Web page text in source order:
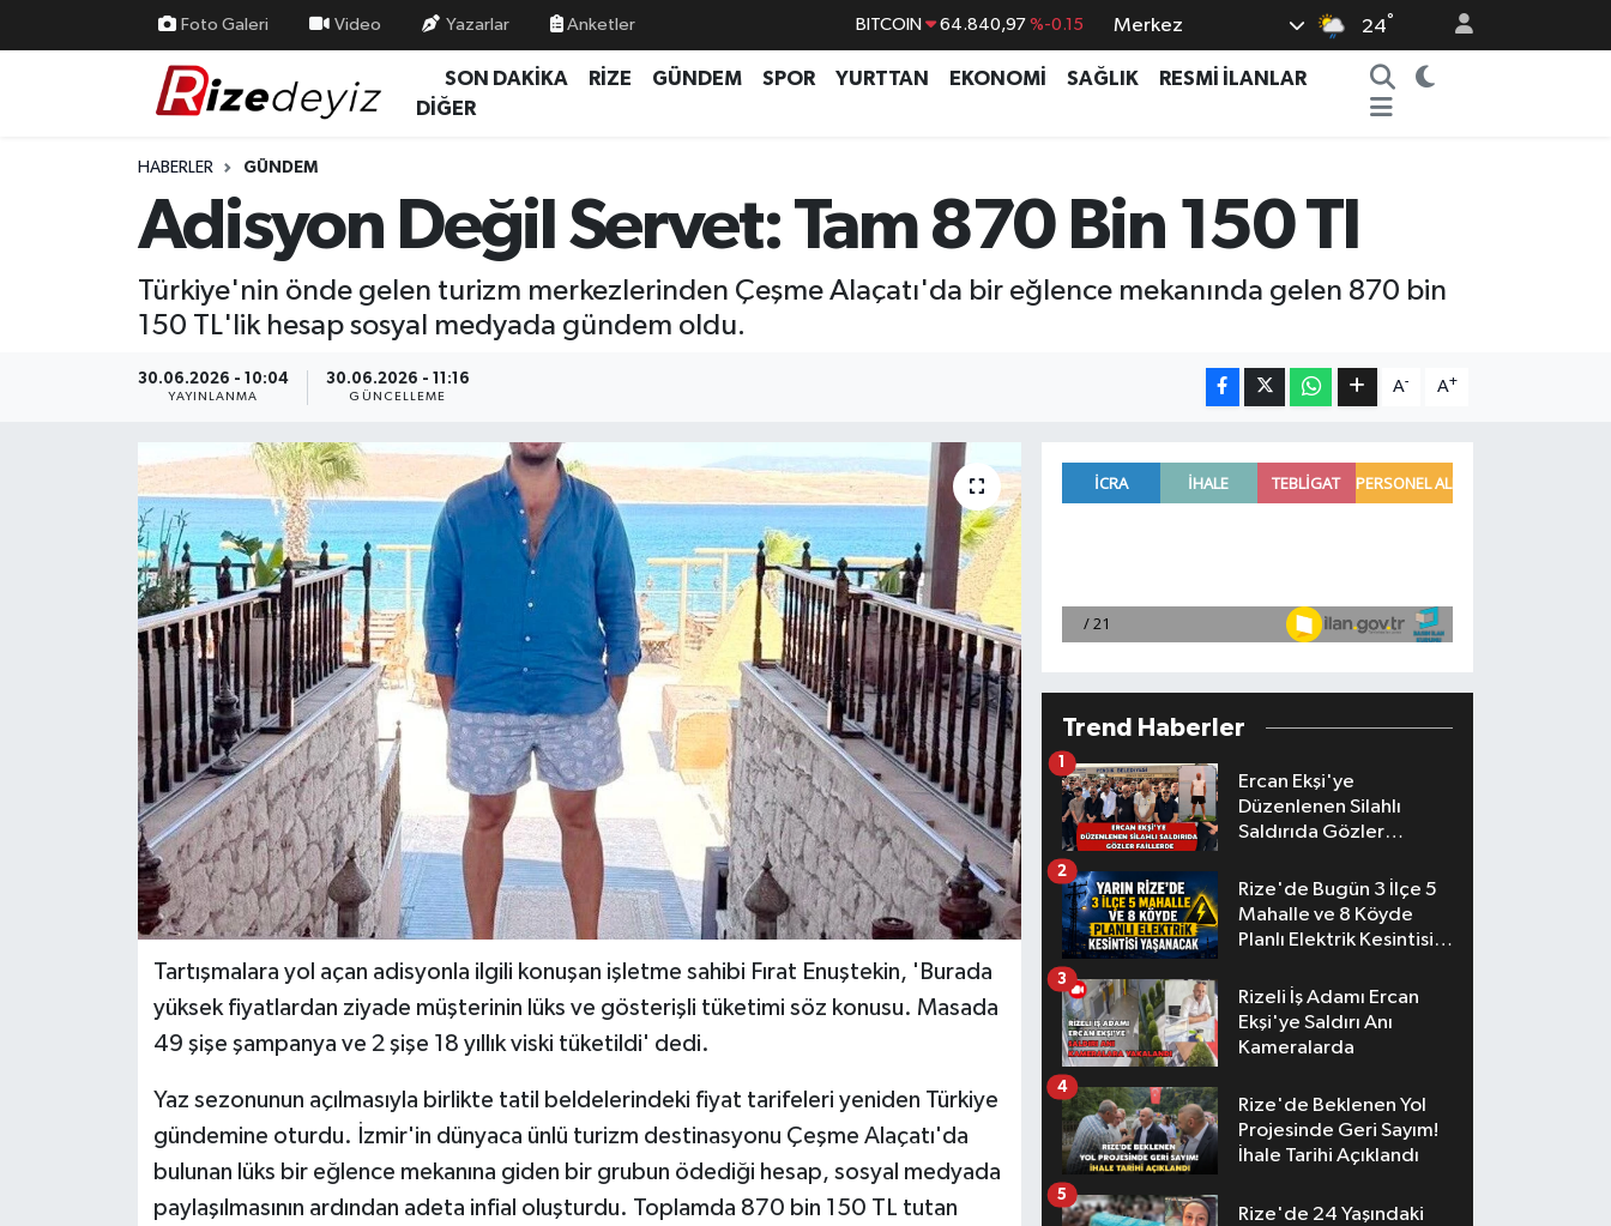
Foto Galeri Video Yazarlar Anketler BITCOIN 64.840,97 %-0.15
DOLAR 47,7436 %0.18
GRAM ALTIN 6660.55 %0
BİST100 13.779 %-14
Merkez 24°
SON DAKİKA RİZE GÜNDEM SPOR YURTTAN EKONOMİ SAĞLIK
RESMİ İLANLAR
DİĞER
HABERLER GÜNDEM
Adisyon Değil Servet: Tam 870 Bin 150 Tl
Türkiye'nin önde gelen turizm merkezlerinden Çeşme Alaçatı'da bir eğlence mekanında gelen 870 bin
150 TL'lik hesap sosyal medyada gündem oldu.
30.06.2026 - 10:04
YAYINLANMA
30.06.2026 - 11:16
GÜNCELLEME
A- A+
Tartışmalara yol açan adisyonla ilgili konuşan işletme sahibi Fırat Enuştekin, 'Burada
yüksek fiyatlardan ziyade müşterinin lüks ve gösterişli tüketimi söz konusu. Masada
49 şişe şampanya ve 2 şişe 18 yıllık viski tüketildi' dedi.
Yaz sezonunun açılmasıyla birlikte tatil beldelerindeki fiyat tarifeleri yeniden Türkiye
gündemine oturdu. İzmir'in dünyaca ünlü turizm destinasyonu Çeşme Alaçatı'da
bulunan lüks bir eğlence mekanına giden bir grubun ödediği hesap, sosyal medyada
paylaşılmasının ardından adeta infial oluşturdu. Toplamda 870 bin 150 TL tutan
Trend Haberler
Ercan Ekşi'ye
Düzenlenen Silahlı
Saldırıda Gözler
1
Rize'de Bugün 3 İlçe 5
Mahalle ve 8 Köyde
Planlı Elektrik Kesintisi
2
Rizeli İş Adamı Ercan
Ekşi'ye Saldırı Anı
Kameralarda
3
Rize'de Beklenen Yol
Projesinde Geri Sayım!
İhale Tarihi Açıklandı
4
Rize'de 24 Yaşındaki
5
Yurttan Haberler
Teknoloji
Rize Nöbetçi Eczaneler
Rize Trafik Yoğunluk Haritası
Tüm Manşetler
Son Dakika Haberleri
Haber Arşivi